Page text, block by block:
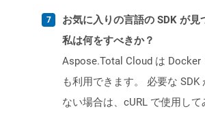
お気に入りの言語の SDK が見
私は何をすべきか？
Aspose.Total Cloud は Docker
も利用できます。 必要な SDK
ない場合は、cURL で使用して